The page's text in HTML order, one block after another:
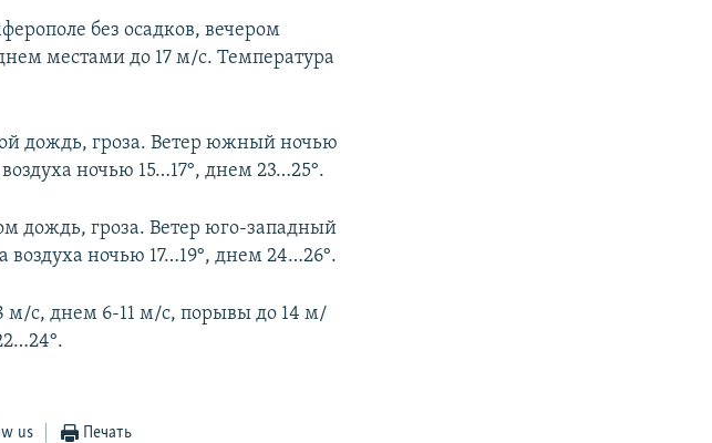
без осадков, вечером
местами до 17 м/с. Температура
дождь, гроза. Ветер южный ночью
ночью 15…17°, днем 23…25°.
дождь, гроза. Ветер юго-западный
ночью 17…19°, днем 24…26°.
м/с, днем 6-11 м/с, порывы до 14 м/
us Печать